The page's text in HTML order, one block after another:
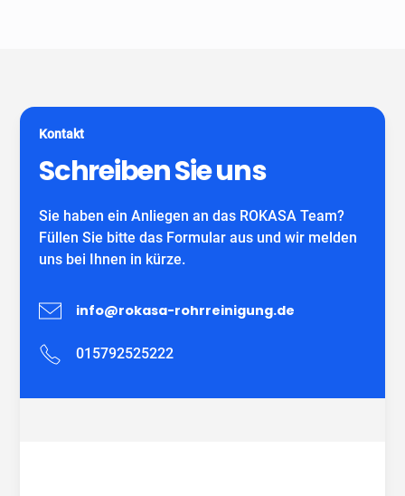
für Schlauchliner. Wir beraten Sie kostenfrei und
individuell nach Ihrem Bedürfnis.
Wir freuen uns auf Ihren Anruf!
Kontakt
Schreiben Sie uns
Sie haben ein Anliegen an das ROKASA Team?
Füllen Sie bitte das Formular aus und wir melden
uns bei Ihnen in kürze.
info@rokasa-rohrreinigung.de
015792525222